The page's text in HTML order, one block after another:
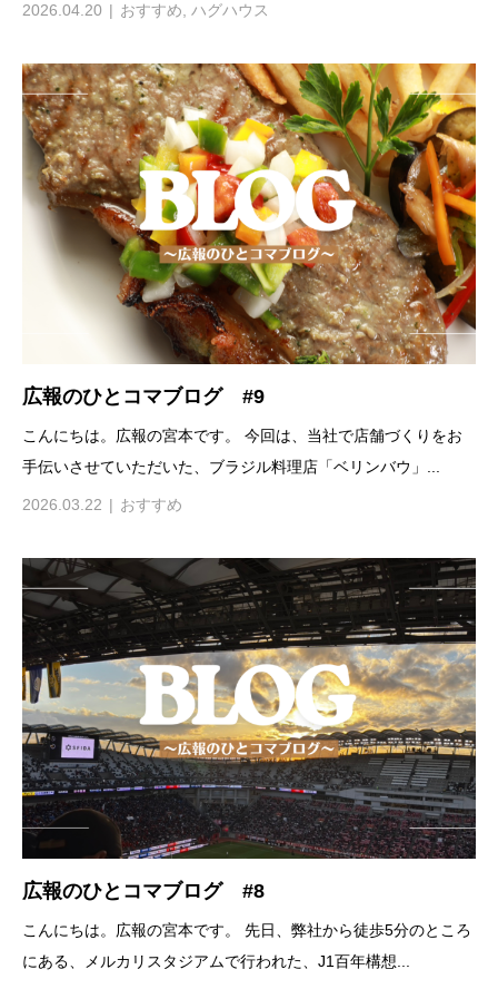
2026.04.20 おすすめ, ハグハウス
広報のひとコマブログ #9
こんにちは。広報の宮本です。 今回は、当社で店舗づくりをお
手伝いさせていただいた、ブラジル料理店「ベリンバウ」...
2026.03.22 おすすめ
広報のひとコマブログ #8
こんにちは。広報の宮本です。 先日、弊社から徒歩5分のところ
にある、メルカリスタジアムで行われた、J1百年構想...